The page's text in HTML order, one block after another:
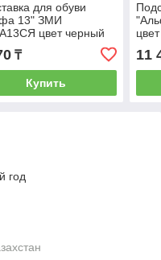
для обуви
13" ЗМИ
цвет черный
₸
Купить
11
год